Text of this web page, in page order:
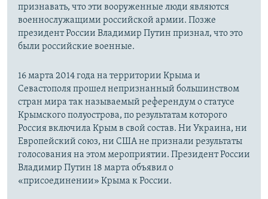
признавать, что эти вооруженные люди являются
военнослужащими российской армии. Позже
президент России Владимир Путин признал, что это
были российские военные.
16 марта 2014 года на территории Крыма и
Севастополя прошел непризнанный большинством
стран мира так называемый референдум о статусе
Крымского полуострова, по результатам которого
Россия включила Крым в свой состав. Ни Украина, ни
Европейский союз, ни США не признали результаты
голосования на этом мероприятии. Президент России
Владимир Путин 18 марта объявил о
«присоединении» Крыма к России.